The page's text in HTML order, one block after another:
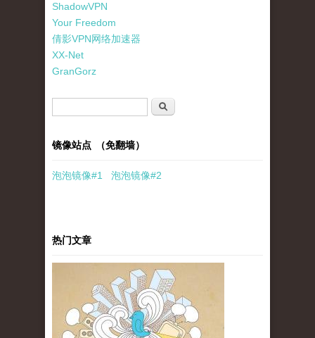
ShadowVPN
Your Freedom
倩影VPN网络加速器
XX-Net
GranGorz
搜索
镜像站点 （免翻墙）
泡泡镜像#1 泡泡镜像#2
热门文章